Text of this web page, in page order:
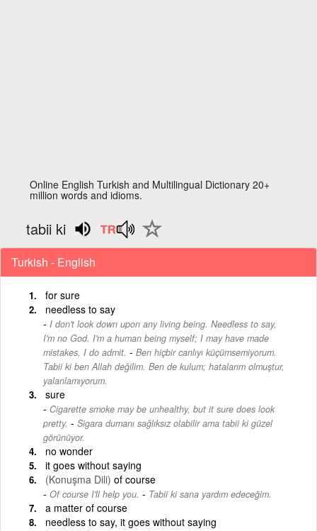
Online English Turkish and Multilingual Dictionary 20+
million words and idioms.
tabii ki
Turkish - English
for sure
needless to say
I don't look down upon any living being. Needless to say,
I'm no God. I'm a human being myself; I may have made
mistakes, I do admit. - Ben hiçbir canlıyı küçümsemiyorum.
Tabii ki ben Allah değilim. Ben de kulum; hatalarım olmuştur,
yalanlamıyorum.
sure
Cigarette smoke may be unhealthy, but it sure does look
pretty. - Sigara dumanı sağlıksız olabilir ama tabii ki güzel
görünüyor.
no wonder
it goes without saying
(Konuşma Dili) of course
Of course I'll help you. - Tabii ki sana yardım edeceğim.
a matter of course
needless to say, it goes without saying